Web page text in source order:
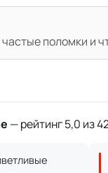
поломки и
— рейтинг 5,0 из